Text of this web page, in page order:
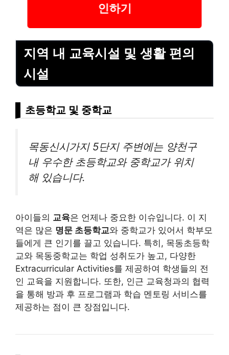
인하기
지역 내 교육시설 및 생활 편의
시설
초등학교 및 중학교
목동신시가지 5단지 주변에는 양천구
내 우수한 초등학교와 중학교가 위치
해 있습니다.
아이들의 교육은 언제나 중요한 이슈입니다. 이 지
역은 많은 명문 초등학교와 중학교가 있어서 학부모
들에게 큰 인기를 끌고 있습니다. 특히, 목동초등학
교와 목동중학교는 학업 성취도가 높고, 다양한
Extracurricular Activities를 제공하여 학생들의 전
인 교육을 지원합니다. 또한, 인근 교육청과의 협력
을 통해 방과 후 프로그램과 학습 멘토링 서비스를
제공하는 점이 큰 장점입니다.